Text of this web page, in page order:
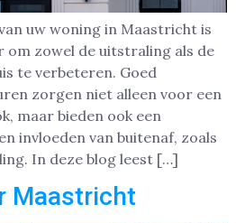
uw woning in Maastricht is
om zowel de uitstraling als de
te verbeteren. Goed
zorgen niet alleen voor een
maar bieden ook een
invloeden van buitenaf, zoals
In deze blog leest […]
Maastricht